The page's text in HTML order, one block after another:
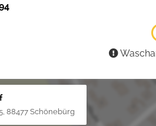
88477 Schönebürg